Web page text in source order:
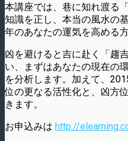
本講座では、巷に知れ渡る
知識を正し、本当の風水の
年のあなたの運気を高める
凶を避けると吉に赴く「趨
い、まずはあなたの現在の
を分析します。加えて、
位の更なる活性化と、凶方
きます。
お申込みは http://